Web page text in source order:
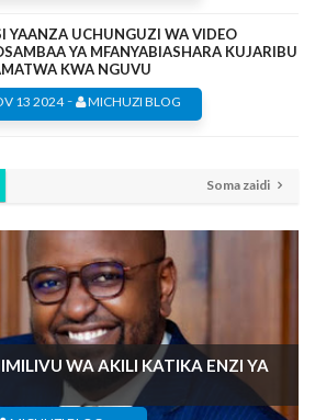
YAANZA UCHUNGUZI WA VIDEO
YA MFANYABIASHARA KUJARIBU
KWA NGUVU
13 2024- MICHUZI BLOG
Soma zaidi
WA AKILI KATIKA ENZI YA